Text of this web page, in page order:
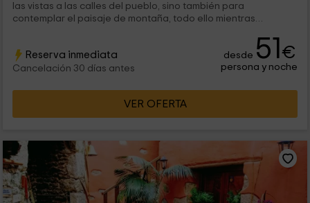
las vistas a las calles del pueblo, sino también para
contemplar el paisaje de montaña, todo ello mientras
Reserva inmediata
Cancelación 30 días antes
desde 51€
persona y noche
VER OFERTA